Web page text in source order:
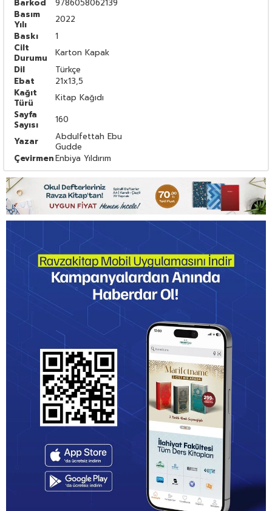
Barkod
9786058062139
Basım
Yılı
2022
Baskı
1
Cilt
Durumu
Karton Kapak
Dil
Türkçe
Ebat
21x13,5
Kağıt
Türü
Kitap Kağıdı
Sayfa
Sayısı
160
Yazar
Abdulfettah Ebu
Gudde
ÇevirmenEnbiya Yıldırım